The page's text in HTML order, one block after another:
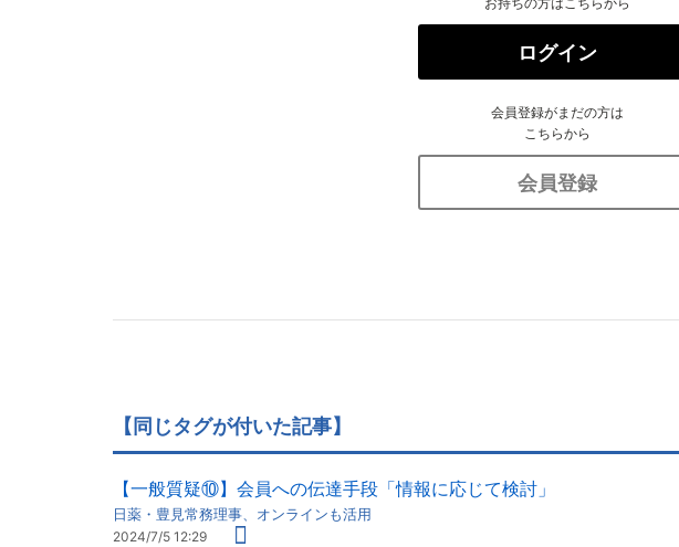
ログイン
会員登録がまだの方は
こちらから
会員登録
【同じタグが付いた記事】
【一般質疑⑩】会員への伝達手段「情報に応じて検討」
日薬・豊見常務理事、オンラインも活用
2024/7/5 12:29